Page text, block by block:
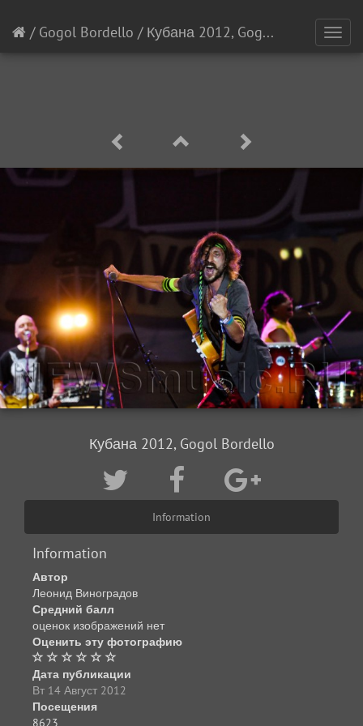
/ Gogol Bordello / Кубана 2012, Gogol Bordello [3/
Кубана 2012, Gogol Bordello
Information
Information
Автор
Леонид Виноградов
Средний балл
оценок изображений нет
Оценить эту фотографию
Дата публикации
Вт 14 Август 2012
Посещения
8623